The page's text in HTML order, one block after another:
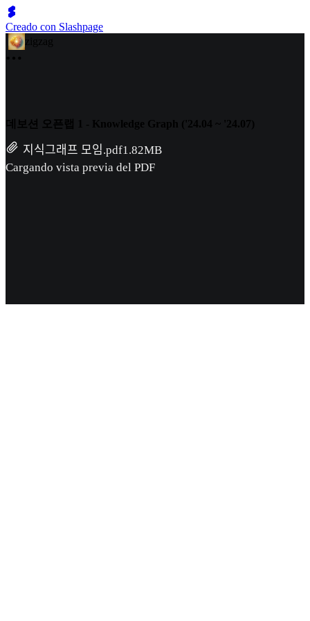
Creado con Slashpage
zigzag
데보션 오픈랩 1 - Knowledge Graph ('24.04 ~ '24.07)
지식그래프 모임.pdf1.82MB
Cargando vista previa del PDF